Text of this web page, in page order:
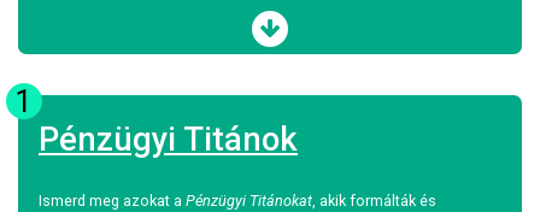
1
Pénzügyi Titánok
Ismerd meg azokat a Pénzügyi Titánokat, akik formálták és